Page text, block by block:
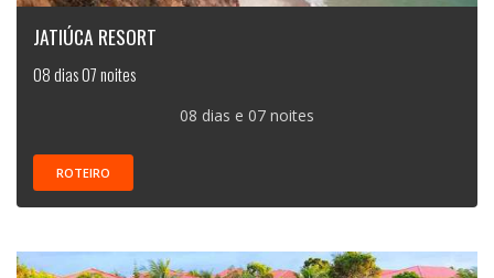
JATIÚCA RESORT
08 dias 07 noites
08 dias e 07 noites
ROTEIRO